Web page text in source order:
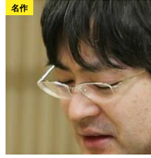
名作